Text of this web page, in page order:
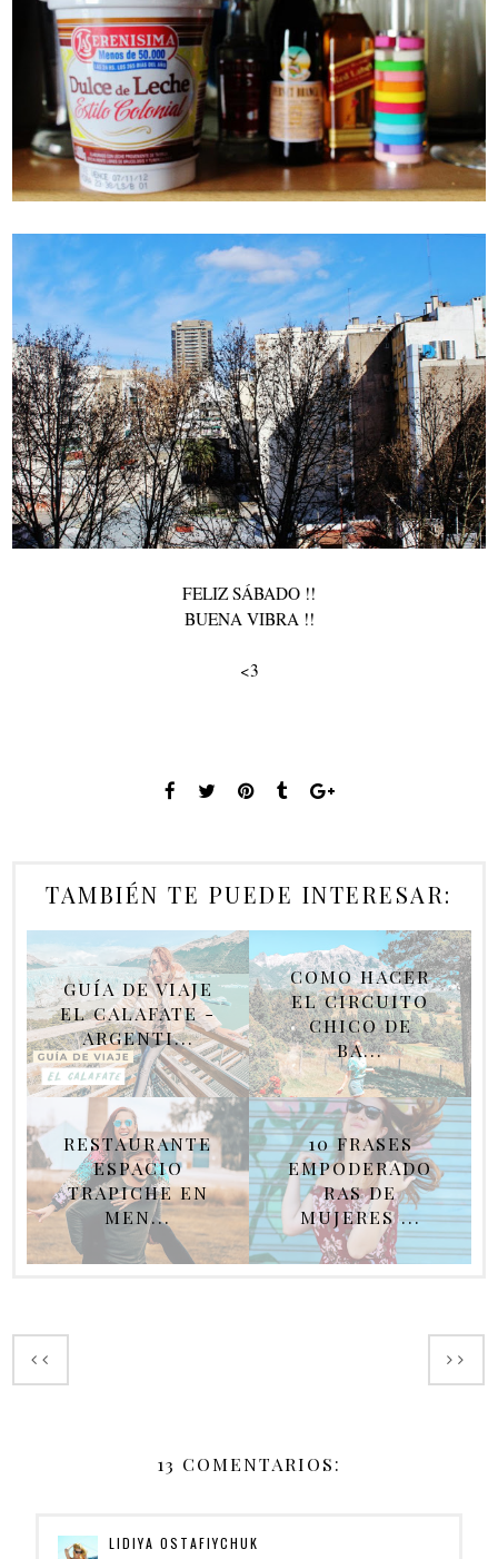
FELIZ SÁBADO !!
BUENA VIBRA !!
<3
TAMBIÉN TE PUEDE INTERESAR:
GUÍA DE VIAJE
EL CALAFATE -
ARGENTI...
COMO HACER
EL CIRCUITO
CHICO DE
BA...
RESTAURANTE
ESPACIO
TRAPICHE EN
MEN...
10 FRASES
EMPODERADO
RAS DE
MUJERES ...
13 COMENTARIOS:
LIDIYA OSTAFIYCHUK